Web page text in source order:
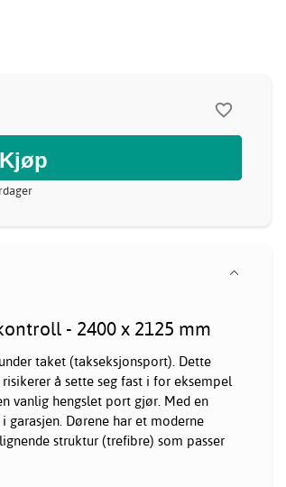
- 2400 x 2125 mm
taket (takseksjonsport). Dette
å sette seg fast i for eksempel
vanlig hengslet port gjør. Med en
garasjen. Dørene har et moderne
struktur (trefibre) som passer